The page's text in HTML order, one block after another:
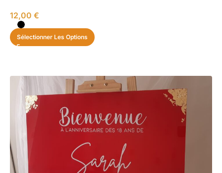
12,00 €
Sélectionner Les Options